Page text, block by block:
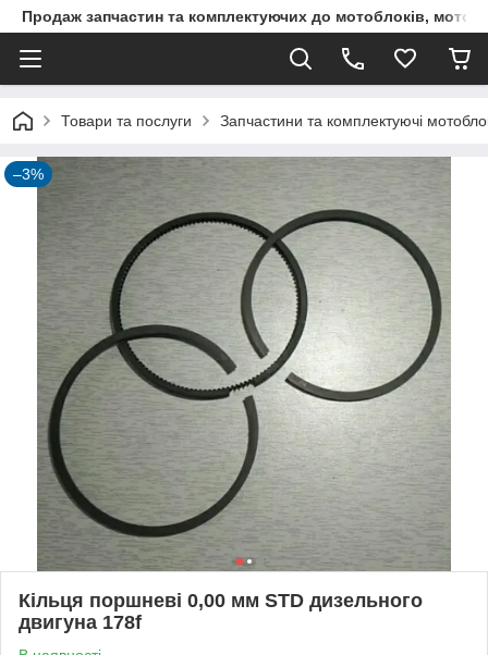
Продаж запчастин та комплектуючих до мотоблоків,
Товари та послуги Запчастини та комплектуючі
–3%
Кільця поршневі 0,00 мм STD дизельного
двигуна 178f